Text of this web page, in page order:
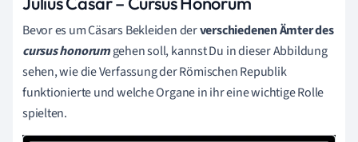
Bevor es um Cäsars Bekleiden derverschiedenen Ämter des
cursus honorumgehen soll, kannst Du in dieser Abbildung
sehen, wie die Verfassung der Römischen Republik
funktionierte und welche Organe in ihr eine wichtige Rolle
spielten.